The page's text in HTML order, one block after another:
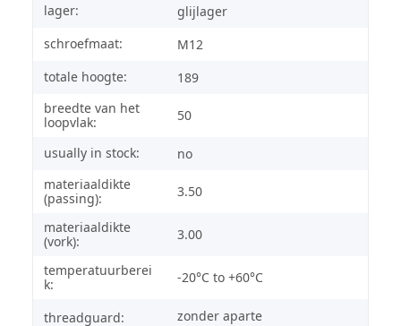
lager:
glijlager
schroefmaat:
M12
totale hoogte:
189
breedte van het
loopvlak:
50
usually in stock:
no
materiaaldikte
(passing):
3.50
materiaaldikte
(vork):
3.00
temperatuurberei
k:
-20°C to +60°C
threadguard:
zonder aparte